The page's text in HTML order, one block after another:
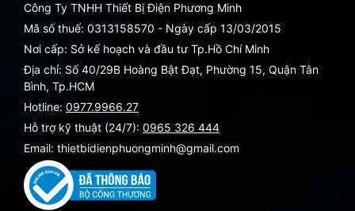
Công Ty TNHH Thiết Bị Điện Phương Minh
Mã số thuế: 0313158570 - Ngày cấp 13/03/2015
Nơi cấp: Sở kế hoạch và đầu tư Tp.Hồ Chí Minh
Địa chỉ: Số 40/29B Hoàng Bật Đạt, Phường 15, Quận Tân
Bình, Tp.HCM
Hotline: 0977.9966.27
Hỗ trợ kỹ thuật (24/7): 0965 326 444
Email: thietbidienphuongminh@gmail.com